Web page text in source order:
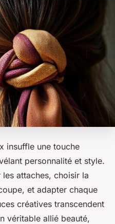
insuffle une touche
personnalité et style.
attaches, choisir la
et adapter chaque
créatives transcendent
véritable allié beauté,